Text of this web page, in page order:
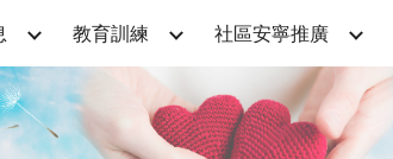
Skip to navigation
教育訓練 社區安寧推廣